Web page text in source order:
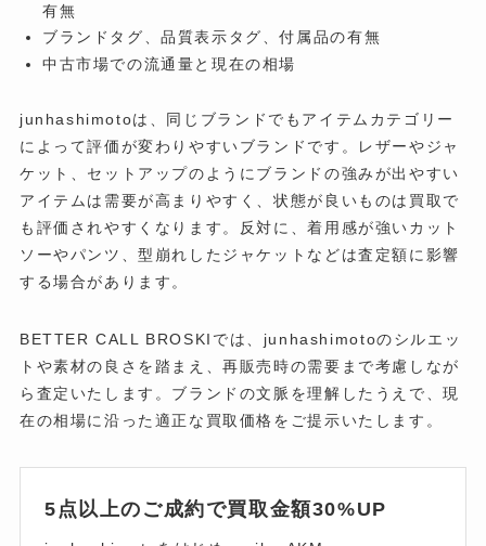
有無
ブランドタグ、品質表示タグ、付属品の有無
中古市場での流通量と現在の相場
junhashimotoは、同じブランドでもアイテムカテゴリー
によって評価が変わりやすいブランドです。レザーやジャ
ケット、セットアップのようにブランドの強みが出やすい
アイテムは需要が高まりやすく、状態が良いものは買取で
も評価されやすくなります。反対に、着用感が強いカット
ソーやパンツ、型崩れしたジャケットなどは査定額に影響
する場合があります。
BETTER CALL BROSKIでは、junhashimotoのシルエッ
トや素材の良さを踏まえ、再販売時の需要まで考慮しなが
ら査定いたします。ブランドの文脈を理解したうえで、現
在の相場に沿った適正な買取価格をご提示いたします。
5点以上のご成約で買取金額30%UP